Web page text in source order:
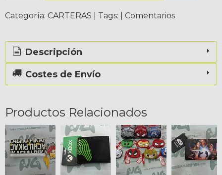
Categoría: CARTERAS Tags: Comentarios
Descripción
Costes de Envío
Productos Relacionados